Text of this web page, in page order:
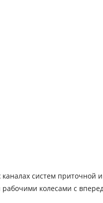
систем приточной
колесами с